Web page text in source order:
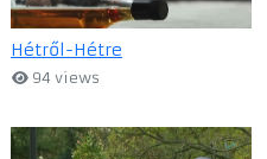
Hétről-Hétre
94 views